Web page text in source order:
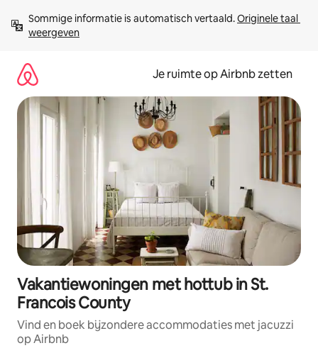
direct
naar
Sommige informatie is automatisch vertaald. Originele taal
weergeven
Je ruimte op Airbnb zetten
Vakantiewoningen met hottub in St.
Francois County
Vind en boek bijzondere accommodaties met jacuzzi
op Airbnb